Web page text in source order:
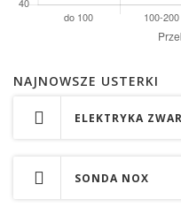
NAJNOWSZE USTERKI
ELEKTRYKA
SONDA NOX